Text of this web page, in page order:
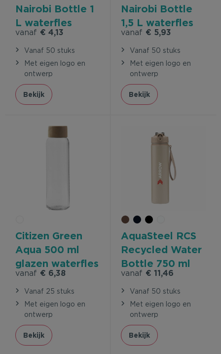
Nairobi Bottle 1
L waterfles
vanaf € 4,13
Vanaf 50 stuks
Met eigen logo en
ontwerp
Bekijk
Nairobi Bottle
1,5 L waterfles
vanaf € 5,93
Vanaf 50 stuks
Met eigen logo en
ontwerp
Bekijk
Citizen Green
Aqua 500 ml
glazen waterfles
vanaf € 6,38
Vanaf 25 stuks
Met eigen logo en
ontwerp
Bekijk
AquaSteel RCS
Recycled Water
Bottle 750 ml
drinkfles
vanaf € 11,46
Vanaf 50 stuks
Met eigen logo en
ontwerp
Bekijk